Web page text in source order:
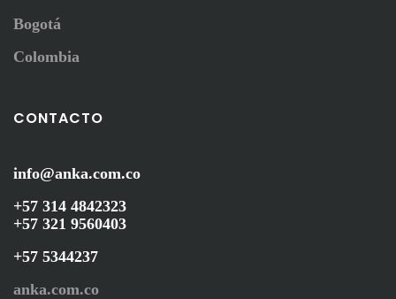
Bogotá
Colombia
CONTACTO
info@anka.com.co
+57 314 4842323
+57 321 9560403
+57 5344237
anka.com.co